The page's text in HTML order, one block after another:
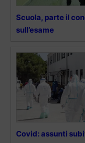
Scuola, parte il
sull’esame
Covid: assunti